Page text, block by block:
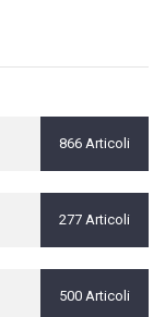
866 Articoli
277 Articoli
500 Articoli